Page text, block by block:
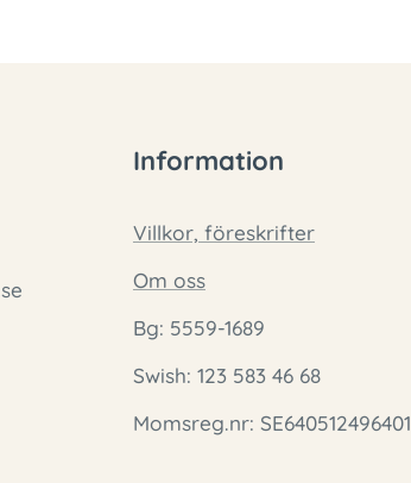
Information
Villkor, föreskrifter
Om oss
Bg: 5559-1689
Swish: 123 583 46 68
Momsreg.nr: SE640512496401